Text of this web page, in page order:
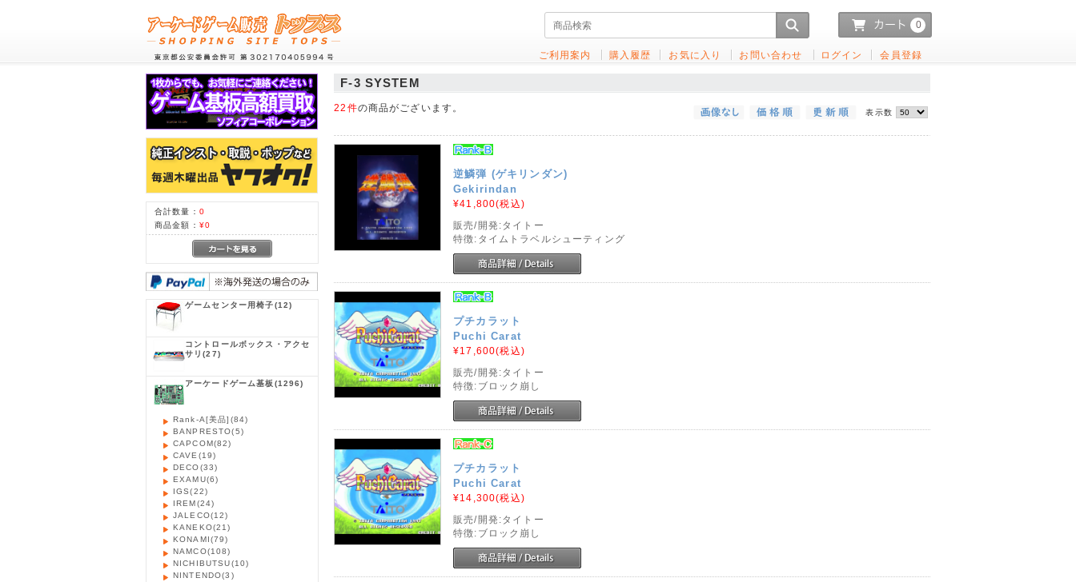
0
ご利用案内 購入履歴 お気に入り お問い合わせ ログイン 会員登録
合計数量： 0
商品金額： ¥0
ゲームセンター用椅子(12)
コントロールボックス・アクセ
サリ(27)
アーケードゲーム基板 (1296)
Rank-A[美品] (84)
BANPRESTO(5)
CAPCOM(82)
CAVE (19)
DECO(33)
EXAMU(6)
IGS(22)
IREM(24)
JALECO(12)
KANEKO(21)
KONAMI(79)
NAMCO(108)
NICHIBUTSU(10)
NINTENDO(3)
F-3 SYSTEM
22件の商品がございます。 表示数
逆鱗弾 (ゲキリンダン)
Gekirindan
¥41,800(税込)
販売/開発:タイトー
特徴:タイムトラベルシューティング
プチカラット
Puchi Carat
¥17,600(税込)
販売/開発:タイトー
特徴:ブロック崩し
プチカラット
Puchi Carat
¥14,300(税込)
販売/開発:タイトー
特徴:ブロック崩し